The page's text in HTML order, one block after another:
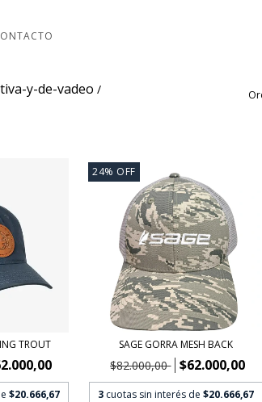
y-de-vadeo /
TROUT
$20.666,67
24% OFF
SAGE GORRA MESH BACK
$82.000,00 $62.000,00
3 cuotas sin interés de $20.666,67